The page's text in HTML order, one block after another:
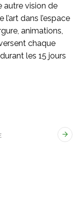
autre vision de
dans l’espace
animations,
chaque
les 15 jours